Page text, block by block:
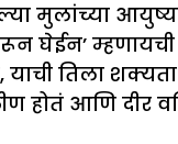
मुलांच्या
घेईन’
तिला शक्यता
आणि दीर